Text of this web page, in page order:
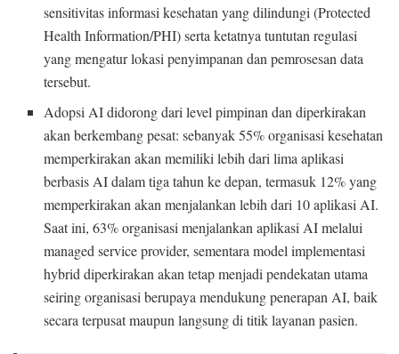
sensitivitas informasi kesehatan yang dilindungi (Protected
Health Information/PHI) serta ketatnya tuntutan regulasi
yang mengatur lokasi penyimpanan dan pemrosesan data
tersebut.
Adopsi AI didorong dari level pimpinan dan diperkirakan
akan berkembang pesat: sebanyak 55% organisasi kesehatan
memperkirakan akan memiliki lebih dari lima aplikasi
berbasis AI dalam tiga tahun ke depan, termasuk 12% yang
memperkirakan akan menjalankan lebih dari 10 aplikasi AI.
Saat ini, 63% organisasi menjalankan aplikasi AI melalui
managed service provider, sementara model implementasi
hybrid diperkirakan akan tetap menjadi pendekatan utama
seiring organisasi berupaya mendukung penerapan AI, baik
secara terpusat maupun langsung di titik layanan pasien.